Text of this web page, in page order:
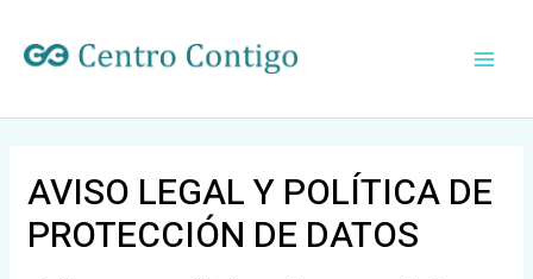
AVISO LEGAL Y POLÍTICA DE
PROTECCIÓN DE DATOS